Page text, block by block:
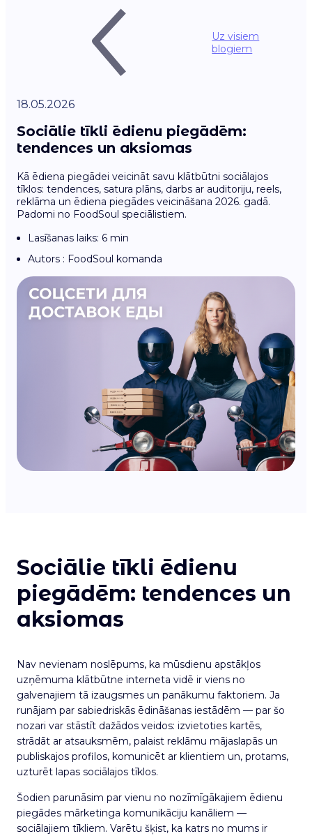
Uz visiem
blogiem
18.05.2026
Sociālie tīkli ēdienu piegādēm:
tendences un aksiomas
Kā ēdiena piegādei veicināt savu klātbūtni sociālajos
tīklos: tendences, satura plāns, darbs ar auditoriju, reels,
reklāma un ēdiena piegādes veicināšana 2026. gadā.
Padomi no FoodSoul speciālistiem.
Lasīšanas laiks: 6 min
Autors : FoodSoul komanda
Sociālie tīkli ēdienu
piegādēm: tendences un
aksiomas
Nav nevienam noslēpums, ka mūsdienu apstākļos
uzņēmuma klātbūtne interneta vidē ir viens no
galvenajiem tā izaugsmes un panākumu faktoriem. Ja
runājam par sabiedriskās ēdināšanas iestādēm — par šo
nozari var stāstīt dažādos veidos: izvietoties kartēs,
strādāt ar atsauksmēm, palaist reklāmu mājaslapās un
publiskajos profilos, komunicēt ar klientiem un, protams,
uzturēt lapas sociālajos tīklos.
Šodien parunāsim par vienu no nozīmīgākajiem ēdienu
piegādes mārketinga komunikāciju kanāliem —
sociālajiem tīkliem. Varētu šķist, ka katrs no mums ir